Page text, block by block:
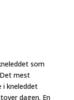
som
mest
i kneleddet
dagen. En